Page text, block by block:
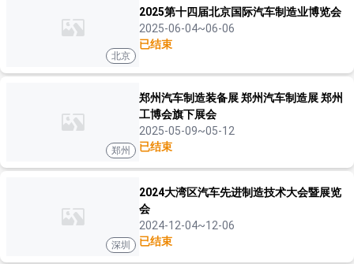
北京
2025第十四届北京国际汽车制造业博览会
2025-06-04~06-06
已结束
郑州
郑州汽车制造装备展 郑州汽车制造展 郑州
工博会旗下展会
2025-05-09~05-12
已结束
深圳
2024大湾区汽车先进制造技术大会暨展览
会
2024-12-04~12-06
已结束